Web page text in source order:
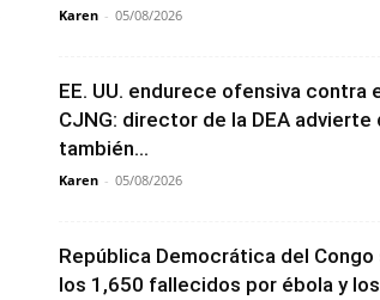
Karen - 05/08/2026
EE. UU. endurece ofensiva contra
CJNG: director de la DEA advierte
también...
Karen - 05/08/2026
República Democrática del Congo
los 1,650 fallecidos por ébola y